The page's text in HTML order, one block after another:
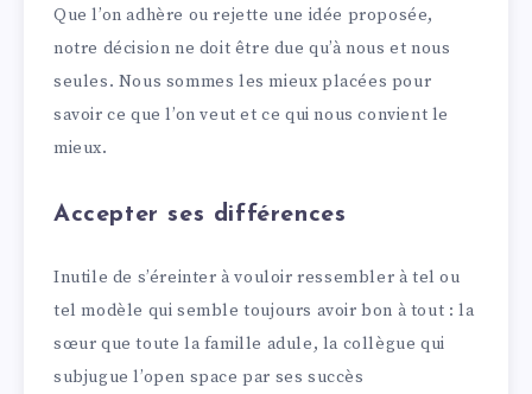
Que l’on adhère ou rejette une idée proposée,
notre décision ne doit être due qu’à nous et nous
seules. Nous sommes les mieux placées pour
savoir ce que l’on veut et ce qui nous convient le
mieux.
Accepter ses différences
Inutile de s’éreinter à vouloir ressembler à tel ou
tel modèle qui semble toujours avoir bon à tout : la
sœur que toute la famille adule, la collègue qui
subjugue l’open space par ses succès